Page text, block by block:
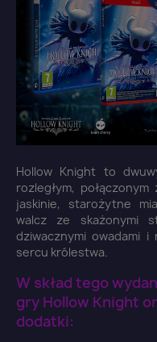
Hollow Knight to
rozległym,
jaskinie, starożytne
walcz ze skażonymi
dziwacznymi owadami
sercu królestwa.
W skład tego
gry Hollow Knight
dodatki: